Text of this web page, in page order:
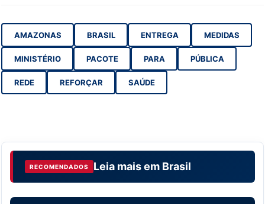
AMAZONAS BRASIL ENTREGA MEDIDAS
MINISTÉRIO PACOTE PARA PÚBLICA
REDE REFORÇAR SAÚDE
RECOMENDADOS Leia mais em Brasil